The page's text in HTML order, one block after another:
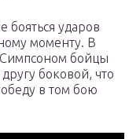
бояться ударов
моменту. В
бойцы
боковой, что
в том бою